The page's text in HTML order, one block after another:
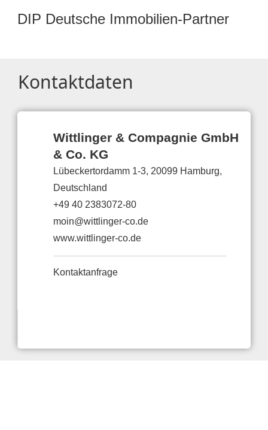
DIP Deutsche Immobilien-Partner
Kontaktdaten
Wittlinger & Compagnie GmbH
& Co. KG
Lübeckertordamm 1-3, 20099 Hamburg,
Deutschland
+49 40 2383072-80
moin@wittlinger-co.de
www.wittlinger-co.de
Kontaktanfrage